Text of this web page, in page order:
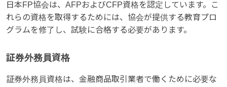
日本FP協会は、AFPおよびCFP資格を認定しています。こ
れらの資格を取得するためには、協会が提供する教育プロ
グラムを修了し、試験に合格する必要があります。
証券外務員資格
証券外務員資格は、金融商品取引業者で働くために必要な